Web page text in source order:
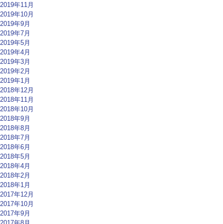
2019年11月
2019年10月
2019年9月
2019年7月
2019年5月
2019年4月
2019年3月
2019年2月
2019年1月
2018年12月
2018年11月
2018年10月
2018年9月
2018年8月
2018年7月
2018年6月
2018年5月
2018年4月
2018年2月
2018年1月
2017年12月
2017年10月
2017年9月